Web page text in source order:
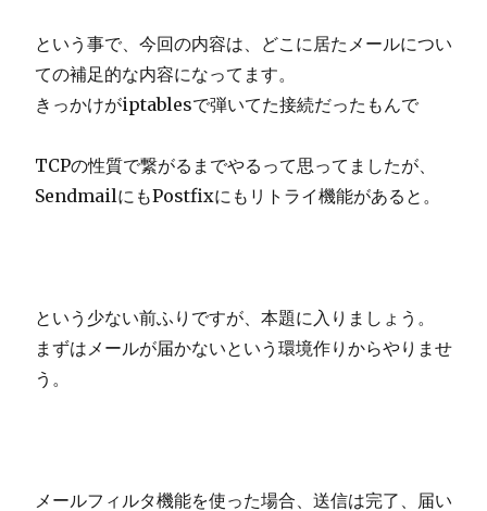
という事で、今回の内容は、どこに居たメールについ
ての補足的な内容になってます。
きっかけがiptablesで弾いてた接続だったもんで
TCPの性質で繋がるまでやるって思ってましたが、
SendmailにもPostfixにもリトライ機能があると。
という少ない前ふりですが、本題に入りましょう。
まずはメールが届かないという環境作りからやりませ
う。
メールフィルタ機能を使った場合、送信は完了、届い